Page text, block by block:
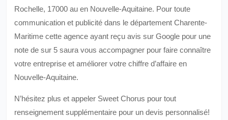
Rochelle, 17000 au en Nouvelle-Aquitaine. Pour toute
communication et publicité dans le département Charente-
Maritime cette agence ayant reçu avis sur Google pour une
note de sur 5 saura vous accompagner pour faire connaître
votre entreprise et améliorer votre chiffre d’affaire en
Nouvelle-Aquitaine.
N’hésitez plus et appeler Sweet Chorus pour tout
renseignement supplémentaire pour un devis personnalisé!